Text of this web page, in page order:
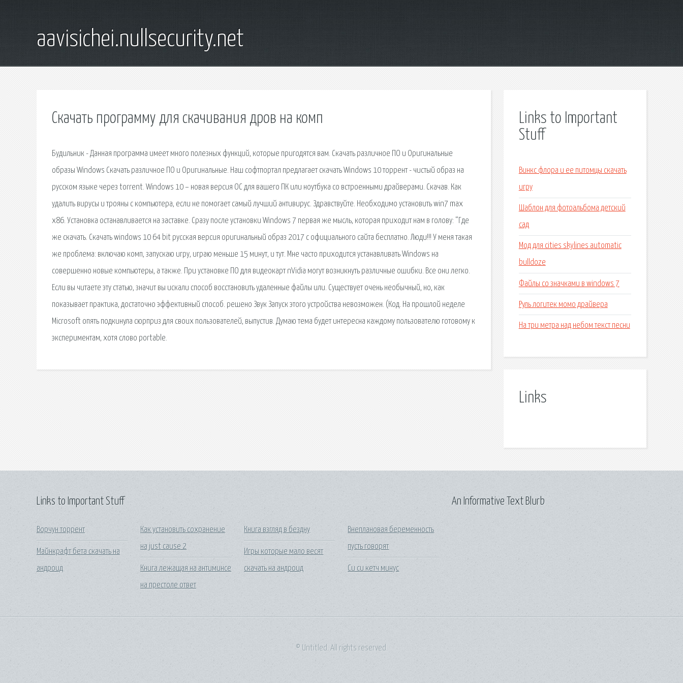
aavisichei.nullsecurity.net
Скачать программу для скачивания дров на комп
Будильник - Данная программа имеет много полезных функций, которые пригодятся вам. Скачать различное ПО и Оригинальные
образы Windows Скачать различное ПО и Оригинальные. Наш софтпортал предлагает скачать Windows 10 торрент - чистый образ на
русском языке через torrent. Windows 10 – новая версия ОС для вашего ПК или ноутбука со встроенными драйверами. Скачав. Как
удалить вирусы и трояны с компьютера, если не помогает самый лучший антивирус. Здравствуйте. Необходимо установить win7 max
x86. Установка останавливается на заставке. Сразу после установки Windows 7 первая же мысль, которая приходит нам в голову: “Где
же скачать. Скачать windows 10 64 bit русская версия оригинальный образ 2017 с официального сайта бесплатно. Люди!!! У меня такая
же проблема: включаю комп, запускаю игру, играю меньше 15 минут, и тут. Мне часто приходится устанавливать Windows на
совершенно новые компьютеры, а также. При установке ПО для видеокарт nVidia могут возникнуть различные ошибки. Все они легко.
Если вы читаете эту статью, значит вы искали способ восстановить удаленные файлы или. Существует очень необычный, но, как
показывает практика, достаточно эффективный способ. решено Звук Запуск этого устройства невозможен. (Код. На прошлой неделе
Microsoft опять подкинула сюрприз для своих пользователей, выпустив. Думаю тема будет интересна каждому пользователю готовому к
экспериментам, хотя слово portable.
Links to Important
Stuff
Винкс флора и ее питомцы скачать
игру
Шаблон для фотоальбома детский
сад
Мод для cities skylines automatic
bulldoze
Файлы со значками в windows 7
Руль логитек момо драйвера
На три метра над небом текст песни
Links
Links to Important Stuff
Ворчун торрент
Майнкрафт бета скачать на
андроид
Как установить сохранение
на just cause 2
Книга лежащая на антиминсе
на престоле ответ
Книга взгляд в бездну
Игры которые мало весят
скачать на андроид
Внеплановая беременность
пусть говорят
Си си кетч минус
An Informative Text Blurb
© Untitled. All rights reserved.